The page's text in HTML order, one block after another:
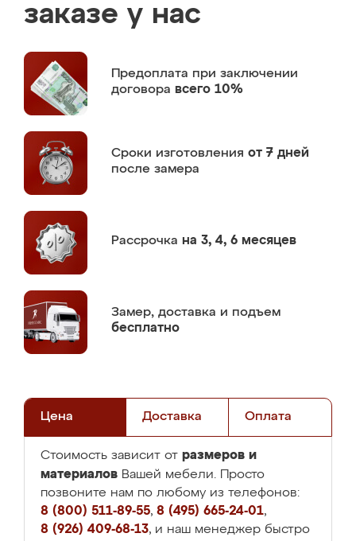
заказе у нас
Предоплата при заключении
договора всего 10%
Сроки изготовления от 7 дней
после замера
Рассрочка на 3, 4, 6 месяцев
Замер, доставка и подъем
бесплатно
Цена Доставка Оплата
Стоимость зависит от размеров и
материалов Вашей мебели. Просто
позвоните нам по любому из телефонов:
8 (800) 511-89-55, 8 (495) 665-24-01,
8 (926) 409-68-13, и наш менеджер быстро